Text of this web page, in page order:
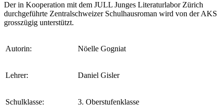
Der in Kooperation mit dem JULL Junges Literaturlabor Zürich
durchgeführte Zentralschweizer Schulhausroman wird von der AKS
grosszügig unterstützt.
Autorin: Nöelle Gogniat
Lehrer: Daniel Gisler
Schulklasse: 3. Oberstufenklasse